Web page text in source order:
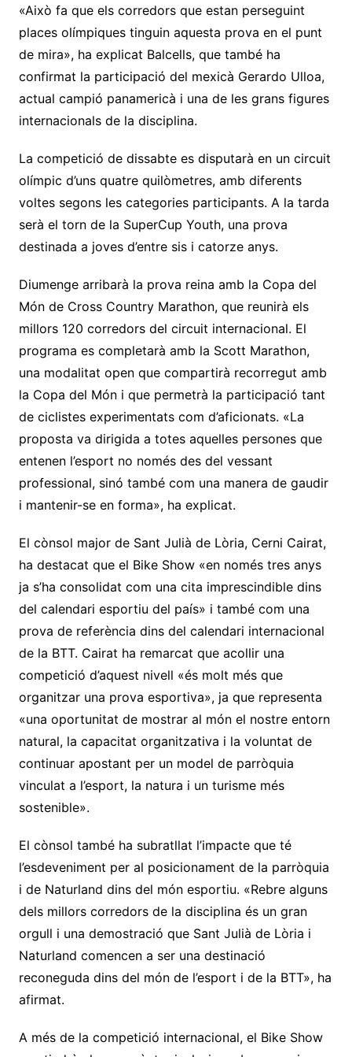
«Això fa que els corredors que estan perseguint
places olímpiques tinguin aquesta prova en el punt
de mira», ha explicat Balcells, que també ha
confirmat la participació del mexicà Gerardo Ulloa,
actual campió panamericà i una de les grans figures
internacionals de la disciplina.
La competició de dissabte es disputarà en un circuit
olímpic d’uns quatre quilòmetres, amb diferents
voltes segons les categories participants. A la tarda
serà el torn de la SuperCup Youth, una prova
destinada a joves d’entre sis i catorze anys.
Diumenge arribarà la prova reina amb la Copa del
Món de Cross Country Marathon, que reunirà els
millors 120 corredors del circuit internacional. El
programa es completarà amb la Scott Marathon,
una modalitat open que compartirà recorregut amb
la Copa del Món i que permetrà la participació tant
de ciclistes experimentats com d’aficionats. «La
proposta va dirigida a totes aquelles persones que
entenen l’esport no només des del vessant
professional, sinó també com una manera de gaudir
i mantenir-se en forma», ha explicat.
El cònsol major de Sant Julià de Lòria, Cerni Cairat,
ha destacat que el Bike Show «en només tres anys
ja s’ha consolidat com una cita imprescindible dins
del calendari esportiu del país» i també com una
prova de referència dins del calendari internacional
de la BTT. Cairat ha remarcat que acollir una
competició d’aquest nivell «és molt més que
organitzar una prova esportiva», ja que representa
«una oportunitat de mostrar al món el nostre entorn
natural, la capacitat organitzativa i la voluntat de
continuar apostant per un model de parròquia
vinculat a l’esport, la natura i un turisme més
sostenible».
El cònsol també ha subratllat l’impacte que té
l’esdeveniment per al posicionament de la parròquia
i de Naturland dins del món esportiu. «Rebre alguns
dels millors corredors de la disciplina és un gran
orgull i una demostració que Sant Julià de Lòria i
Naturland comencen a ser una destinació
reconeguda dins del món de l’esport i de la BTT», ha
afirmat.
A més de la competició internacional, el Bike Show